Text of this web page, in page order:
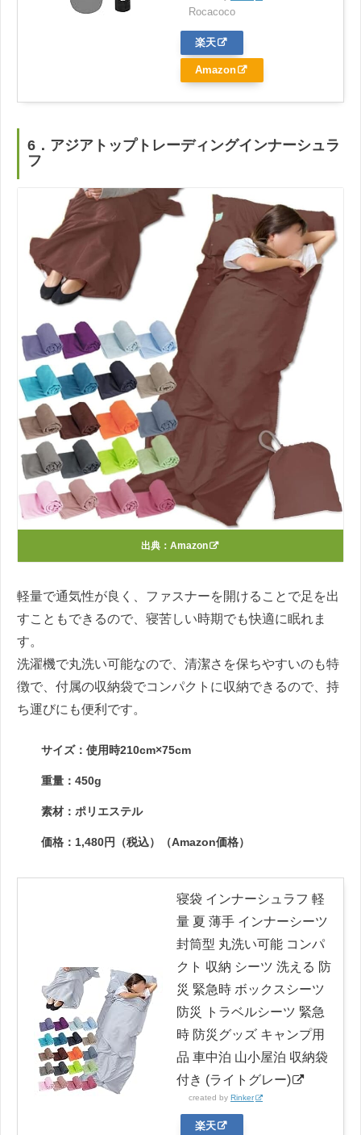
Rocacoco
楽天
Amazon
6．アジアトップトレーディングインナーシュラ
フ
出典： Amazon
軽量で通気性が良く、ファスナーを開けることで足を出
すこともできるので、寝苦しい時期でも快適に眠れま
す。
洗濯機で丸洗い可能なので、清潔さを保ちやすいのも特
徴で、付属の収納袋でコンパクトに収納できるので、持
ち運びにも便利です。
サイズ：使用時210cm×75cm
重量：450g
素材：ポリエステル
価格：1,480円（税込）（Amazon価格）
寝袋 インナーシュラフ 軽
量 夏 薄手 インナーシーツ
封筒型 丸洗い可能 コンパ
クト 収納 シーツ 洗える 防
災 緊急時 ボックスシーツ
防災 トラベルシーツ 緊急
時 防災グッズ キャンプ用
品 車中泊 山小屋泊 収納袋
付き (ライトグレー)
created by Rinker
楽天